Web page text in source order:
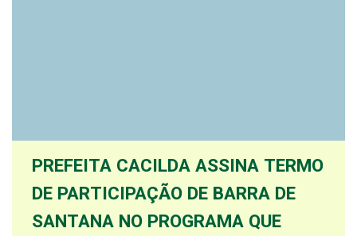
PREFEITA CACILDA ASSINA TERMO
DE PARTICIPAÇÃO DE BARRA DE
SANTANA NO PROGRAMA QUE